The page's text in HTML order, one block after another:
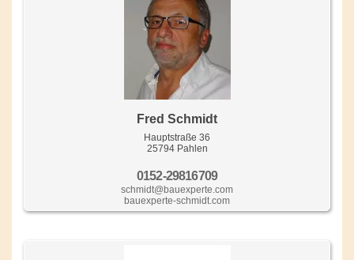
Fred Schmidt
Hauptstraße 36
25794 Pahlen
0152-29816709
schmidt@bauexperte.com
bauexperte-schmidt.com